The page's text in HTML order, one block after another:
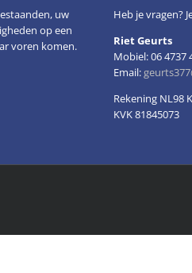
uw
op een
voren komen.
Heb je vragen?
Riet Geurts
Mobiel: 06 4737
Email:
Rekening NL98
KVK 81845073